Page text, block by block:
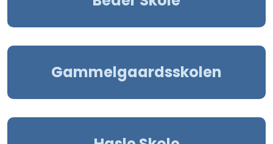
Gammelgaardsskolen